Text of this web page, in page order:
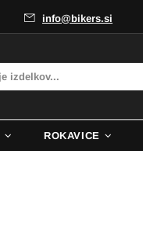
info@bikers.si
ROKAVICE